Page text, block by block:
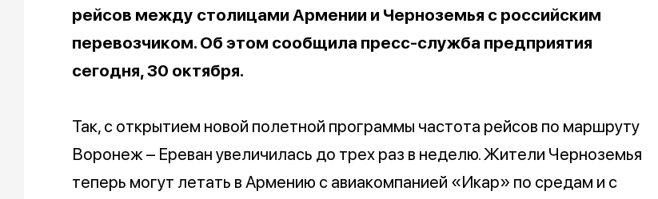
рейсов между столицами Армении и Черноземья с российским
перевозчиком. Об этом сообщила пресс-служба предприятия
сегодня, 30 октября.
Так, с открытием новой полетной программы частота рейсов по маршруту
Воронеж – Ереван увеличилась до трех раз в неделю. Жители Черноземья
теперь могут летать в Армению с авиакомпанией «Икар» по средам и с